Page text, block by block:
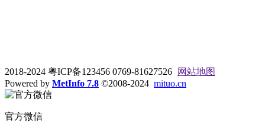
2018-2024 粤ICP备123456 0769-81627526
网站地图
Powered by MetInfo 7.8 ©2008-2024 mituo.cn
官方微信